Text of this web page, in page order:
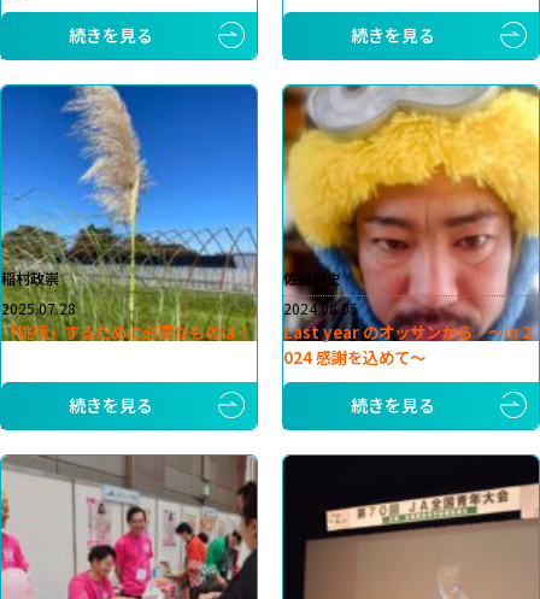
続きを見る
続きを見る
稲村政崇
2025.07.28
「挑戦」するために必要なものは！
続きを見る
佐藤崇史
2024.08.05
Last year のオッサンから 〜in 2
024 感謝を込めて〜
続きを見る